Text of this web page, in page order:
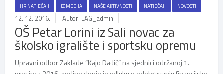
HR NATJEČAJI IZ MEDIJA NAŠE AKTIVNOSTI NATJEČAJI NOVOSTI
12. 12. 2016. Autor: LAG_admin
OŠ Petar Lorini iz Sali novac za
školsko igralište i sportsku opremu
Upravni odbor Zaklade “Kajo Dadić” na sjednici održanoj 1.